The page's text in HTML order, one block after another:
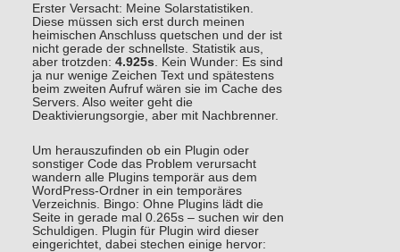
Erster Versacht: Meine Solarstatistiken.
Diese müssen sich erst durch meinen
heimischen Anschluss quetschen und der ist
nicht gerade der schnellste. Statistik aus,
aber trotzden: 4.925s . Kein Wunder: Es sind
ja nur wenige Zeichen Text und spätestens
beim zweiten Aufruf wären sie im Cache des
Servers. Also weiter geht die
Deaktivierungsorgie, aber mit Nachbrenner.
Um herauszufinden ob ein Plugin oder
sonstiger Code das Problem verursacht
wandern alle Plugins temporär aus dem
WordPress-Ordner in ein temporäres
Verzeichnis. Bingo: Ohne Plugins lädt die
Seite in gerade mal 0.265s – suchen wir den
Schuldigen. Plugin für Plugin wird dieser
eingerichtet, dabei stechen einige hervor: